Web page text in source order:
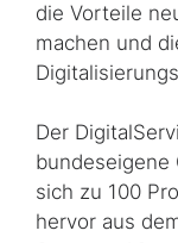
die Vorteile
machen und
Der
sich zu 100
hervor aus